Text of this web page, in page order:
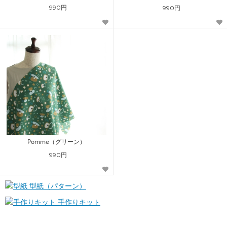
990円 990円
Pomme（グリーン）
990円
型紙（パターン）
手作りキット